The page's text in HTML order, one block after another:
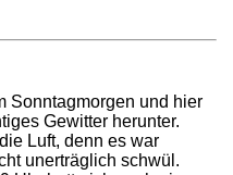
Sonntagmorgen und hier
Gewitter herunter.
Luft, denn es war
unerträglich schwül.